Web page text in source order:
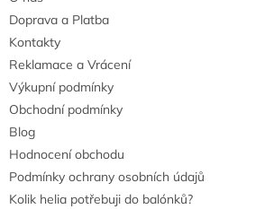
Doprava a Platba
Kontakty
Reklamace a Vrácení
Výkupní podmínky
Obchodní podmínky
Blog
Hodnocení obchodu
Podmínky ochrany osobních údajů
Kolik helia potřebuji do balónků?